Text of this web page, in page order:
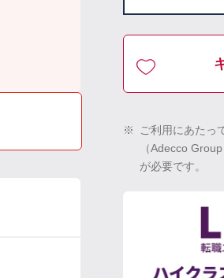
※
ご利用にあたっ
（Adecco
が必要です。